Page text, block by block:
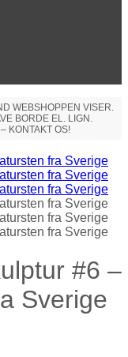
WEBSHOPPEN VISER.
BORDE EL. LIGN.
KONTAKT OS!
#6 –
Sverige